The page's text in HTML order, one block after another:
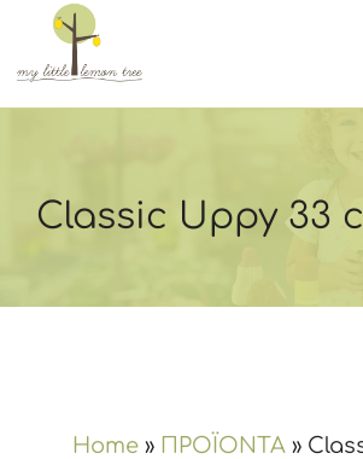
Μετάβαση
περιεχόμενο
Classic Uppy 33
Home » ΠΡΟΪΟΝΤΑ »